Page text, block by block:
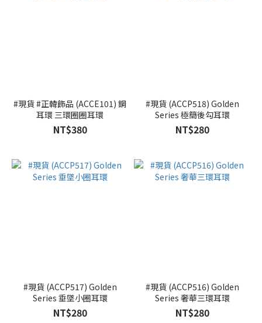
#現貨 #正韓飾品 (ACCE101) 鋼
耳環 三環圈圈耳環
NT$380
#現貨 (ACCP518) Golden
Series 極簡後勾耳環
NT$280
#現貨 (ACCP517) Golden
Series 垂墜小圈耳環
NT$280
#現貨 (ACCP516) Golden
Series 奢華三環耳環
NT$280